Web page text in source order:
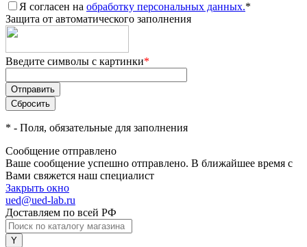
Я согласен на обработку персональных данных.*
Защита от автоматического заполнения
Введите символы с картинки*
* - Поля, обязательные для заполнения
Сообщение отправлено
Ваше сообщение успешно отправлено. В ближайшее время с
Вами свяжется наш специалист
Закрыть окно
ued@ued-lab.ru
Доставляем по всей РФ